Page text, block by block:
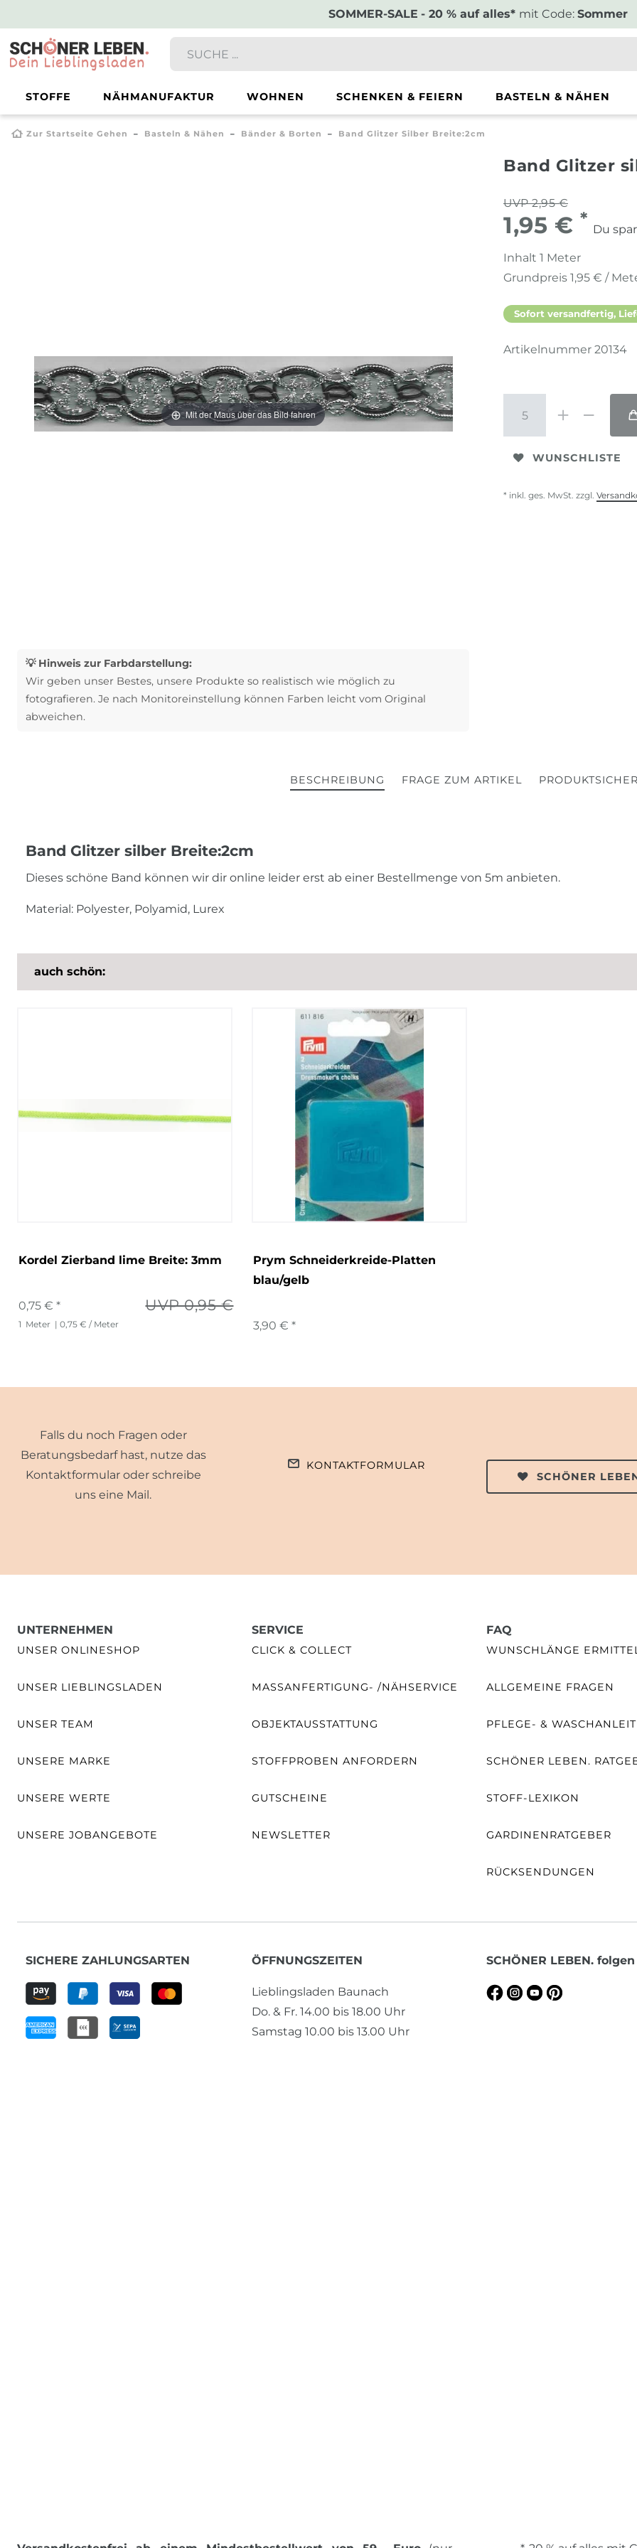
SOMMER-SALE - 20 % auf alles* mit Code: Sommer
STOFFE NÄHMANUFAKTUR WOHNEN SCHENKEN & FEIERN BASTELN & NÄHEN
Zur Startseite Gehen Basteln & Nähen Bänder & Borten Band Glitzer Silber Breite:2cm
Mit der Maus über das Bild fahren
💡 Hinweis zur Farbdarstellung:
Wir geben unser Bestes, unsere Produkte so realistisch wie möglich zu
fotografieren. Je nach Monitoreinstellung können Farben leicht vom Original
abweichen.
Band Glitzer
UVP 2,95 €
1,95 € *
Du
Inhalt 1 Meter
Grundpreis 1,95 € /
Sofort versandfertig,
Artikelnummer 20134
WUNSCHLISTE
* inkl. ges. MwSt. zzgl.
BESCHREIBUNG FRAGE ZUM ARTIKEL
Band Glitzer silber Breite:2cm
Dieses schöne Band können wir dir online leider erst ab einer Bestellmenge von 5m anbieten.
Material: Polyester, Polyamid, Lurex
auch schön:
Kordel Zierband lime Breite: 3mm
UVP 0,95 €
0,75 € *
1 Meter | 0,75 € / Meter
Prym Schneiderkreide-Platten
blau/gelb
3,90 € *
Falls du noch Fragen oder
Beratungsbedarf hast, nutze das
Kontaktformular oder schreibe
uns eine Mail.
KONTAKTFORMULAR
SCHÖNER
UNTERNEHMEN
UNSER ONLINESHOP
UNSER LIEBLINGSLADEN
UNSER TEAM
UNSERE MARKE
UNSERE WERTE
UNSERE JOBANGEBOTE
SERVICE
CLICK & COLLECT
MASSANFERTIGUNG- /NÄHSERVICE
OBJEKTAUSSTATTUNG
STOFFPROBEN ANFORDERN
GUTSCHEINE
NEWSLETTER
FAQ
WUNSCHLÄNGE
ALLGEMEINE FRAGEN
PFLEGE- &
SCHÖNER LEBEN.
STOFF-LEXIKON
GARDINENRATGEBER
RÜCKSENDUNGEN
SICHERE ZAHLUNGSARTEN ÖFFNUNGSZEITEN
Lieblingsladen Baunach
Do. & Fr. 14.00 bis 18.00 Uhr
Samstag 10.00 bis 13.00 Uhr
SCHÖNER LEBEN. folgen